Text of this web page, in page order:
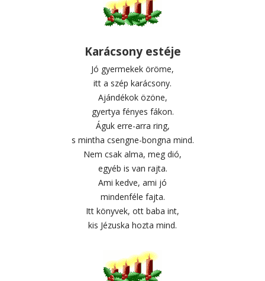
Karácsony estéje
Jó gyermekek öröme,
itt a szép karácsony.
Ajándékok özöne,
gyertya fényes fákon.
Águk erre-arra ring,
s mintha csengne-bongna mind.
Nem csak alma, meg dió,
egyéb is van rajta.
Ami kedve, ami jó
mindenféle fajta.
Itt könyvek, ott baba int,
kis Jézuska hozta mind.